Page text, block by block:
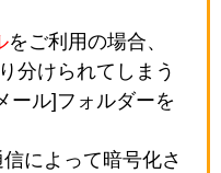
をご利用の場合、
分けられてしまう
ール]フォルダーを
によって暗号化さ